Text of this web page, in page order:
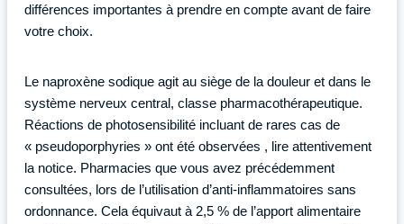
différences importantes à prendre en compte avant de faire
votre choix.
Le naproxène sodique agit au siège de la douleur et dans le
système nerveux central, classe pharmacothérapeutique.
Réactions de photosensibilité incluant de rares cas de
« pseudoporphyries » ont été observées , lire attentivement
la notice. Pharmacies que vous avez précédemment
consultées, lors de l’utilisation d’anti-inflammatoires sans
ordonnance. Cela équivaut à 2,5 % de l’apport alimentaire